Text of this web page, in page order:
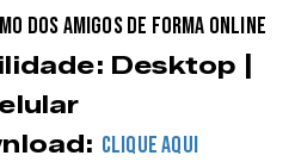
Desktop |
CLIQUE AQUI